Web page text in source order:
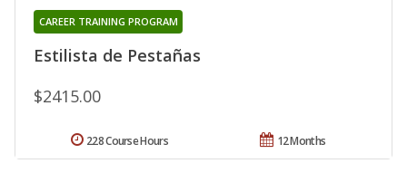
Estilista de Pestañas
CAREER TRAINING PROGRAM
$2415.00
12 Months
228 Course Hours